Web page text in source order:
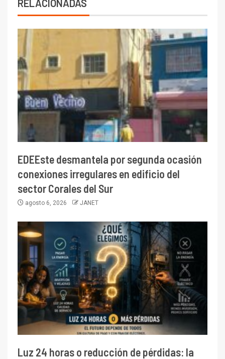
RELACIONADAS
EDEEste desmantela por segunda ocasión
conexiones irregulares en edificio del
sector Corales del Sur
agosto 6, 2026 JANET
Luz 24 horas o reducción de pérdidas: la